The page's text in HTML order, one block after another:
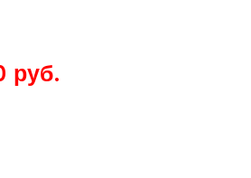
руб.